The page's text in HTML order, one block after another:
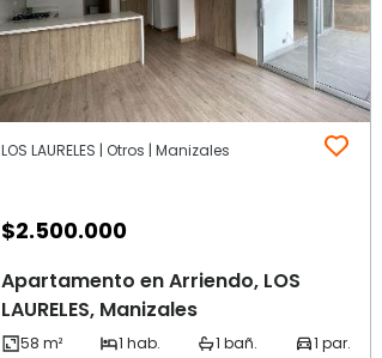
LOS LAURELES | Otros | Manizales
$2.500.000
Apartamento en Arriendo, LOS
LAURELES, Manizales